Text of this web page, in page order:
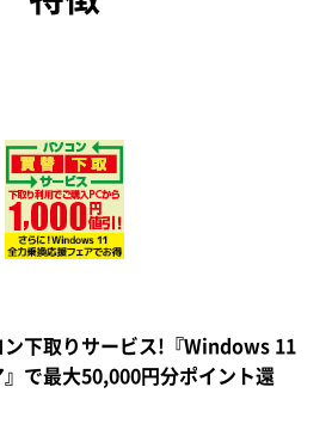
ン下取りサービス!『Windows 11
で最大50,000円分ポイント還